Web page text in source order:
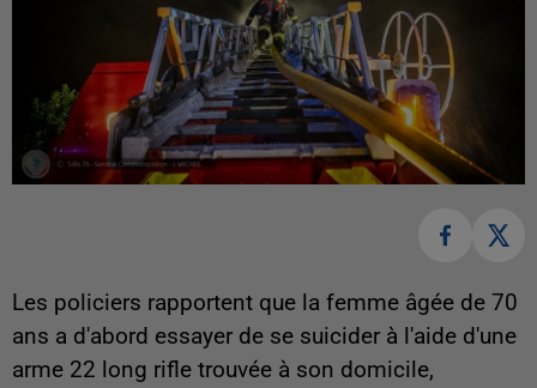
Les policiers rapportent que la femme âgée de 70
ans a d'abord essayer de se suicider à l'aide d'une
arme 22 long rifle trouvée à son domicile,